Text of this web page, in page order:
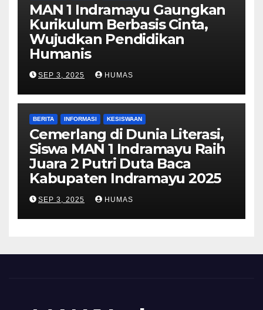
MAN 1 Indramayu Gaungkan
Kurikulum Berbasis Cinta,
Wujudkan Pendidikan
Humanis
SEP 3, 2025 HUMAS
BERITA INFORMASI KESISWAAN
Cemerlang di Dunia Literasi,
Siswa MAN 1 Indramayu Raih
Juara 2 Putri Duta Baca
Kabupaten Indramayu 2025
SEP 3, 2025 HUMAS